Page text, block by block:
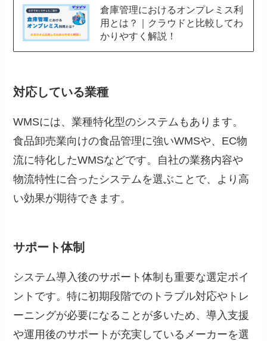
倉庫管理におけるオンプレミス利
用とは？｜クラウドと比較してわ
かりやすく解説！
対応している業種
WMSには、業種特化型のシステムもあります。
食品卸売業向けの食品管理に強いWMSや、EC物
流に特化したWMSなどです。自社の業務内容や
物流特性に合ったシステムを選ぶことで、より高
い効果が期待できます。
サポート体制
システム導入後のサポート体制も重要な選定ポイ
ントです。特に初期段階でのトラブル対応やトレ
ーニングが必要になることが多いため、導入支援
や運用後のサポートが充実しているメーカーを選